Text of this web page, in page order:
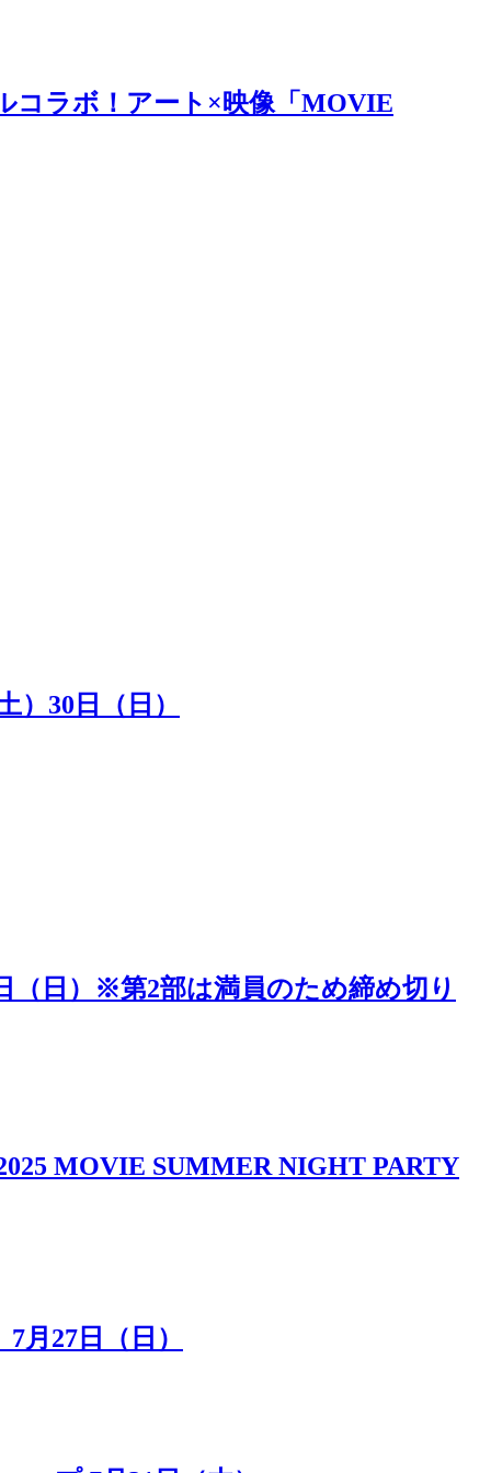
コラボ！アート×映像「MOVIE
30日（日）
（日）※第2部は満員のため締め切り
MOVIE SUMMER NIGHT PARTY
月27日（日）